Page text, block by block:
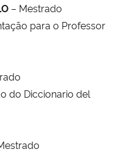
– Mestrado
para o Professor
do Diccionario del